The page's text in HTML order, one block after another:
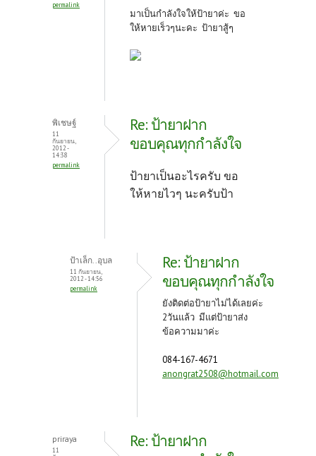
permalink
มาเป็นกำลังใจให้ป้ายาค่ะ ขอ
ให้หายเร็วๆนะคะ ป้ายาสู้ๆ
พิเชษฐ์
11
กันยายน,
2012 -
14:38
permalink
Re: ป้ายาฝาก
ขอบคุณทุกกำลังใจ
ป้ายาเป็นอะไรครับ ขอ
ให้หายไวๆ นะครับป้า
ป้าเล็ก..อุบล
11 กันยายน,
2012 - 14:56
permalink
Re: ป้ายาฝาก
ขอบคุณทุกกำลังใจ
ยังติดต่อป้ายาไม่ได้เลยค่ะ
2วันแล้ว มีแต่ป้ายาส่ง
ข้อความมาค่ะ
084-167-4671
anongrat2508@hotmail.com
priraya
11
Re: ป้ายาฝาก